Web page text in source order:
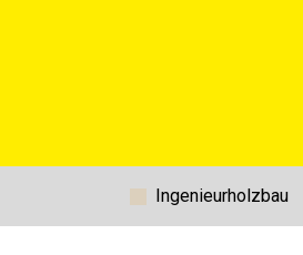
Ingenieurholzbau